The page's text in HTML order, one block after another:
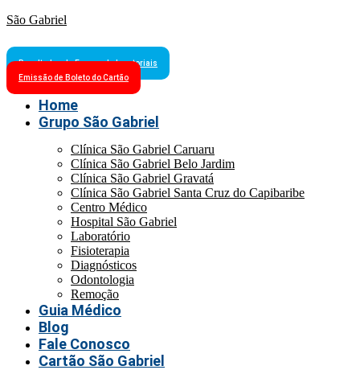
São Gabriel
Resultados de Exames Laboratoriais
Emissão de Boleto do Cartão
Home
Grupo São Gabriel
Clínica São Gabriel Caruaru
Clínica São Gabriel Belo Jardim
Clínica São Gabriel Gravatá
Clínica São Gabriel Santa Cruz do Capibaribe
Centro Médico
Hospital São Gabriel
Laboratório
Fisioterapia
Diagnósticos
Odontologia
Remoção
Guia Médico
Blog
Fale Conosco
Cartão São Gabriel